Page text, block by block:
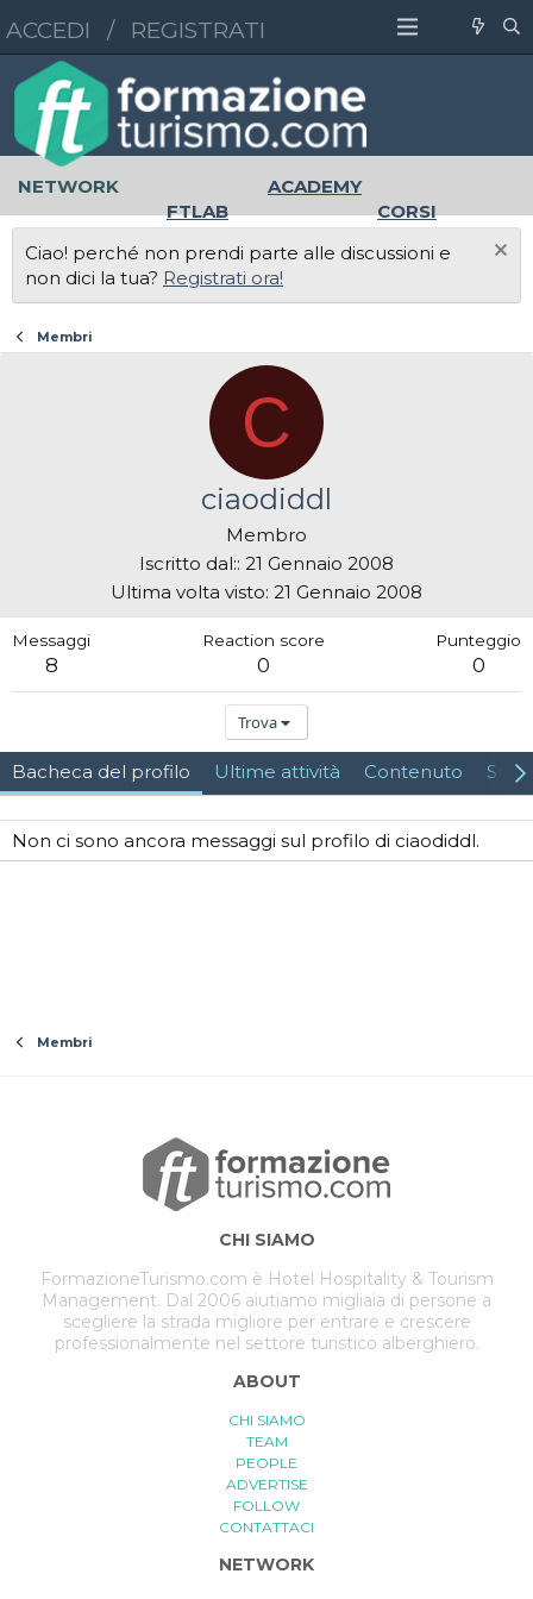
ACCEDI / REGISTRATI
NETWORK
ACADEMY
FTLAB
CORSI
LAVORO
Ciao! perché non prendi parte alle discussioni e
non dici la tua? Registrati ora!
Membri
C
ciaodiddl
Membro
Iscritto dal: 21 Gennaio 2008
Ultima volta visto 21 Gennaio 2008
Messaggi
8
Reaction score
0
Punteggio
0
Trova
Bacheca del profilo Ultime attività Contenuto Su
Non ci sono ancora messaggi sul profilo di ciaodiddl.
Membri
CHI SIAMO
FormazioneTurismo.com è Hotel Hospitality & Tourism
Management. Dal 2006 aiutiamo migliaia di persone a
scegliere la strada migliore per entrare e crescere
professionalmente nel settore turistico alberghiero.
ABOUT
CHI SIAMO
TEAM
PEOPLE
ADVERTISE
FOLLOW
CONTATTACI
NETWORK